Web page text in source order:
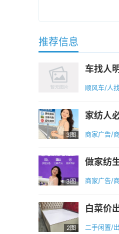
推荐信息
车找人
顺风车/人
3图
家纺人
商家广告/
3图
做家纺
商家广告/
2图
白菜价
二手闲置/